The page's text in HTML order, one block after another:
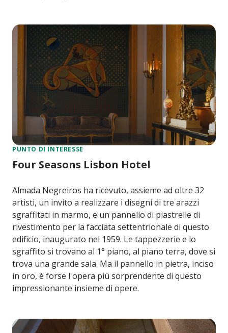
PUNTO DI INTERESSE
Four Seasons Lisbon Hotel
Almada Negreiros ha ricevuto, assieme ad oltre 32
artisti, un invito a realizzare i disegni di tre arazzi
sgraffitati in marmo, e un pannello di piastrelle di
rivestimento per la facciata settentrionale di questo
edificio, inaugurato nel 1959. Le tappezzerie e lo
sgraffito si trovano al 1° piano, al piano terra, dove si
trova una grande sala. Ma il pannello in pietra, inciso
in oro, è forse l'opera più sorprendente di questo
impressionante insieme di opere.